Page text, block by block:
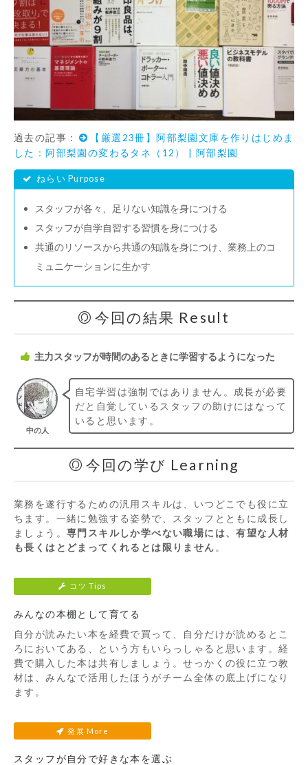
過去の記事：
【厳選23冊】阿部梨園文庫を作りはじめま
した：阿部梨園の変わるタネ（12） | 阿部梨園
ねらい Purpose
スタッフが各々、足りない知識を身につける
スタッフが自学自習する習慣を身につける
共通のリソースから共通の知識を身につけ、業務上のコ
ミュニケーションに生かす
今回の結果 Result
主力スタッフが時間のあるときに学習するようになった
中の人
自宅学習は強制ではありません。成長が必要
だと自覚しているスタッフの助けにはなって
いると思います。
今回の学び Learning
業務を遂行するための汎用スキルは、いつどこでも役に立
ちます。一緒に勉強する姿勢で、スタッフとともに成長し
ましょう。 専門スキルしか学べない職場には、有望な人材
も長くはとどまってくれるとは限りません 。
コツ Tips
みんなの本棚として育てる
自分が読みたい本を経費で買って、自分だけが読めるとこ
ろにおいてある、という方もいらっしゃると思います。経
費で購入した本は共有しましょう。せっかくの役に立つ教
材は、みんなで活用したほうがチーム全体の底上げになり
ます。
発展 More
スタッフが自分で好きな本を選ぶ